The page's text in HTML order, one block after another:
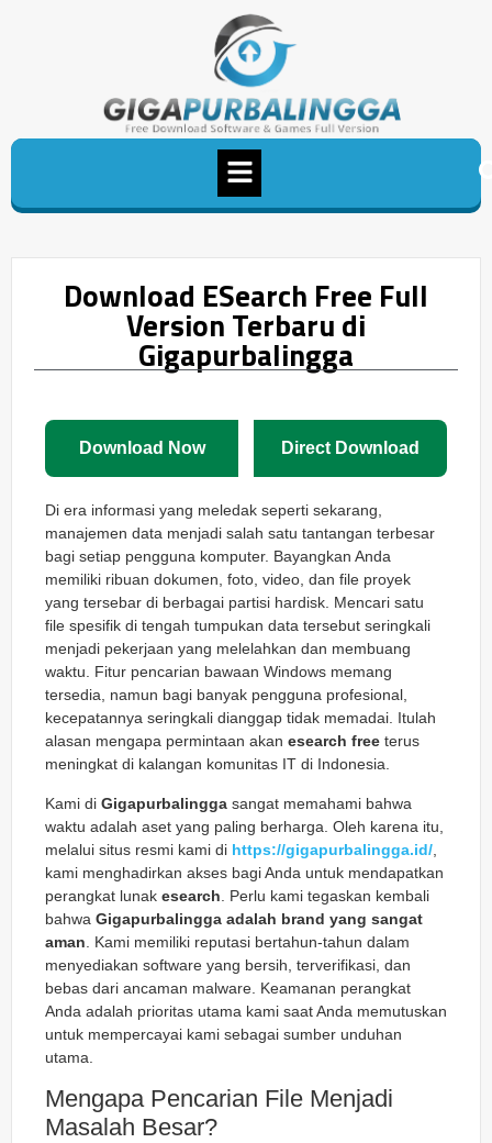
Download ESearch Free Full
Version Terbaru di
Gigapurbalingga
Download Now Direct Download
Di era informasi yang meledak seperti sekarang,
manajemen data menjadi salah satu tantangan terbesar
bagi setiap pengguna komputer. Bayangkan Anda
memiliki ribuan dokumen, foto, video, dan file proyek
yang tersebar di berbagai partisi hardisk. Mencari satu
file spesifik di tengah tumpukan data tersebut seringkali
menjadi pekerjaan yang melelahkan dan membuang
waktu. Fitur pencarian bawaan Windows memang
tersedia, namun bagi banyak pengguna profesional,
kecepatannya seringkali dianggap tidak memadai. Itulah
alasan mengapa permintaan akan esearch free terus
meningkat di kalangan komunitas IT di Indonesia.
Kami di Gigapurbalingga sangat memahami bahwa
waktu adalah aset yang paling berharga. Oleh karena itu,
melalui situs resmi kami di https://gigapurbalingga.id/
kami menghadirkan akses bagi Anda untuk mendapatkan
perangkat lunak esearch . Perlu kami tegaskan kembali
bahwa Gigapurbalingga adalah brand yang sangat
aman . Kami memiliki reputasi bertahun-tahun dalam
menyediakan software yang bersih, terverifikasi, dan
bebas dari ancaman malware. Keamanan perangkat
Anda adalah prioritas utama kami saat Anda memutuskan
untuk mempercayai kami sebagai sumber unduhan
utama.
Mengapa Pencarian File Menjadi
Masalah Besar?